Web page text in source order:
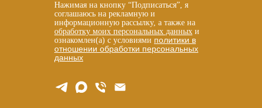
Нажимая на кнопку “Подписаться”, я
соглашаюсь на рекламную и
информационную рассылку, а также на
обработку моих персональных данных и
ознакомлен(а) с условиями политики в
отношении обработки персональных
данных